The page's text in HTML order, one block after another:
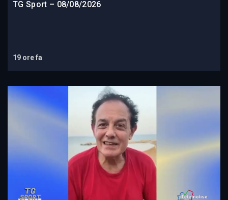
TG Sport – 08/08/2026
19 ore fa